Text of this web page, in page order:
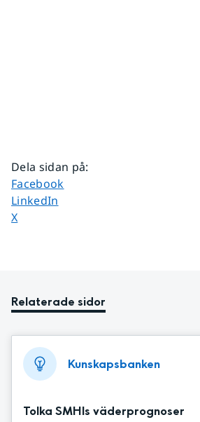
Dela sidan på:
Dela sidan på
Facebook
Dela sidan på
LinkedIn
Dela sidan på
X
Relaterade sidor
Kunskapsbanken
Tolka SMHIs väderprognoser